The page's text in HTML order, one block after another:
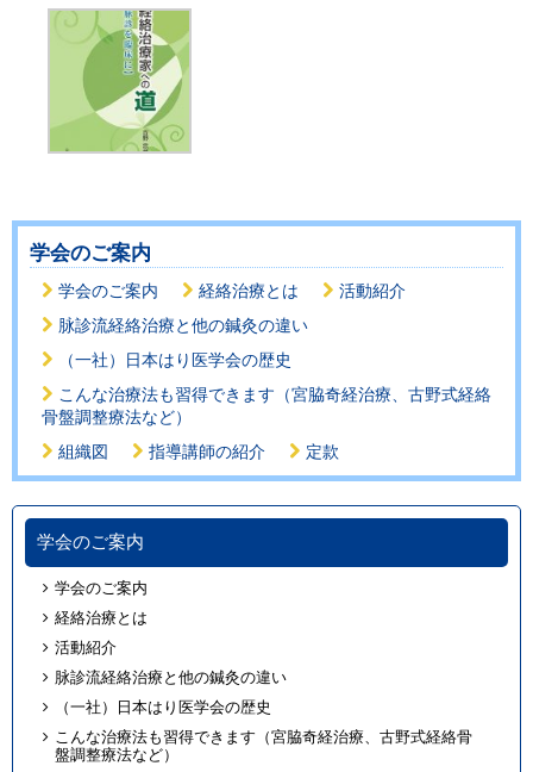
学会のご案内
学会のご案内 経絡治療とは
活動紹介
脉診流経絡治療と他の鍼灸の違い
（一社）日本はり医学会の歴史
こんな治療法も習得できます（宮脇奇経治療、古野式経絡
骨盤調整療法など）
組織図
指導講師の紹介 定款
学会のご案内
学会のご案内
経絡治療とは
活動紹介
脉診流経絡治療と他の鍼灸の違い
（一社）日本はり医学会の歴史
こんな治療法も習得できます（宮脇奇経治療、古野式経絡骨
盤調整療法など）